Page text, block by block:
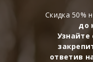
Скидка 50%
до
Узнайте
ответив